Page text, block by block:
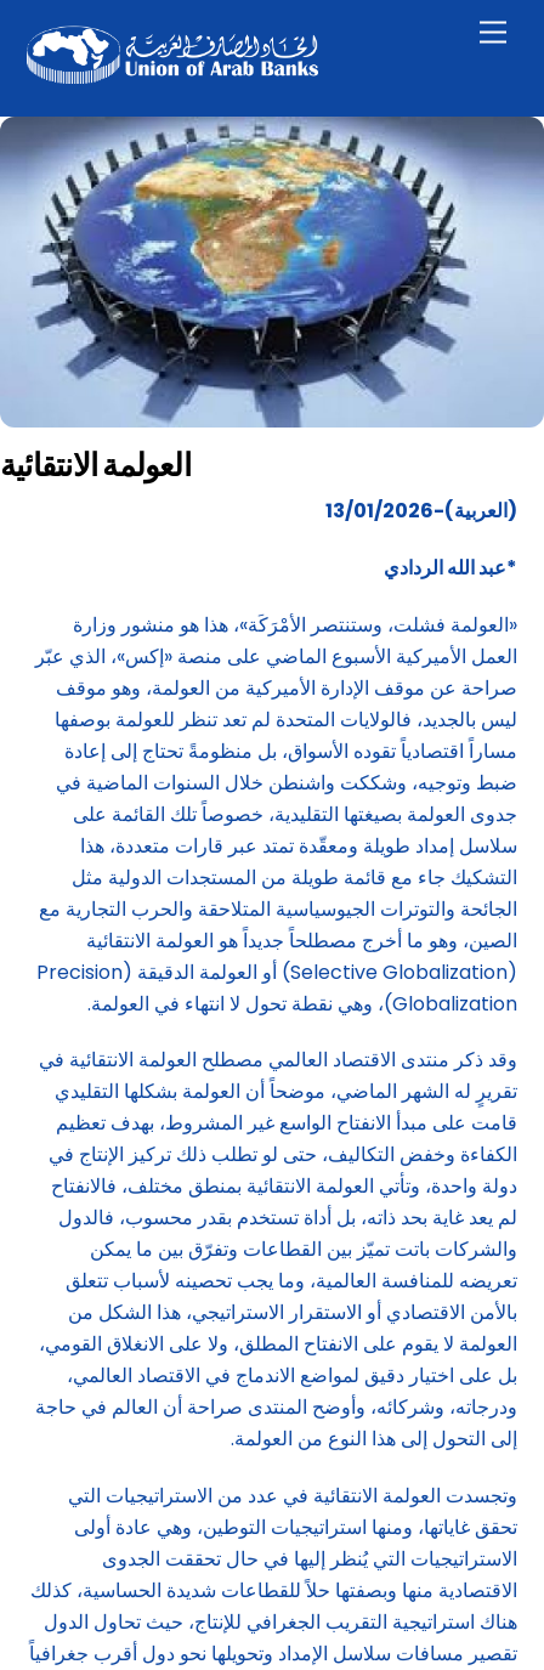
content
العولمة الانتقائية
(العربية)-13/01/2026
*عبد الله الردادي
«العولمة فشلت، وستنتصر الأمْرَكَة»، هذا هو منشور وزارة
العمل الأميركية الأسبوع الماضي على منصة «إكس»، الذي عبّر
صراحة عن موقف الإدارة الأميركية من العولمة، وهو موقف
ليس بالجديد، فالولايات المتحدة لم تعد تنظر للعولمة بوصفها
مساراً اقتصادياً تقوده الأسواق، بل منظومةً تحتاج إلى إعادة
ضبط وتوجيه، وشككت واشنطن خلال السنوات الماضية في
جدوى العولمة بصيغتها التقليدية، خصوصاً تلك القائمة على
سلاسل إمداد طويلة ومعقّدة تمتد عبر قارات متعددة، هذا
التشكيك جاء مع قائمة طويلة من المستجدات الدولية مثل
الجائحة والتوترات الجيوسياسية المتلاحقة والحرب التجارية مع
الصين، وهو ما أخرج مصطلحاً جديداً هو العولمة الانتقائية
(Selective Globalization) أو العولمة الدقيقة (Precision
Globalization)، وهي نقطة تحول لا انتهاء في العولمة.
وقد ذكر منتدى الاقتصاد العالمي مصطلح العولمة الانتقائية في
تقريرٍ له الشهر الماضي، موضحاً أن العولمة بشكلها التقليدي
قامت على مبدأ الانفتاح الواسع غير المشروط، بهدف تعظيم
الكفاءة وخفض التكاليف، حتى لو تطلب ذلك تركيز الإنتاج في
دولة واحدة، وتأتي العولمة الانتقائية بمنطق مختلف، فالانفتاح
لم يعد غاية بحد ذاته، بل أداة تستخدم بقدر محسوب، فالدول
والشركات باتت تميّز بين القطاعات وتفرّق بين ما يمكن
تعريضه للمنافسة العالمية، وما يجب تحصينه لأسباب تتعلق
بالأمن الاقتصادي أو الاستقرار الاستراتيجي، هذا الشكل من
العولمة لا يقوم على الانفتاح المطلق، ولا على الانغلاق القومي،
بل على اختيار دقيق لمواضع الاندماج في الاقتصاد العالمي،
ودرجاته، وشركائه، وأوضح المنتدى صراحة أن العالم في حاجة
إلى التحول إلى هذا النوع من العولمة.
وتجسدت العولمة الانتقائية في عدد من الاستراتيجيات التي
تحقق غاياتها، ومنها استراتيجيات التوطين، وهي عادة أولى
الاستراتيجيات التي يُنظر إليها في حال تحققت الجدوى
الاقتصادية منها وبصفتها حلاً للقطاعات شديدة الحساسية، كذلك
هناك استراتيجية التقريب الجغرافي للإنتاج، حيث تحاول الدول
تقصير مسافات سلاسل الإمداد وتحويلها نحو دول أقرب جغرافياً